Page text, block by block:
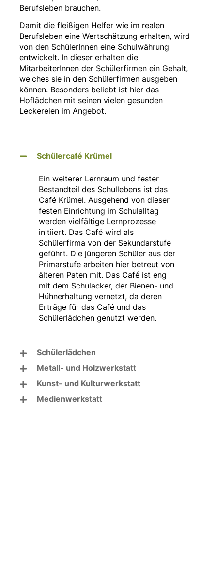
Berufsleben brauchen.
Damit die fleißigen Helfer wie im realen
Berufsleben eine Wertschätzung erhalten, wird
von den SchülerInnen eine Schulwährung
entwickelt. In dieser erhalten die
MitarbeiterInnen der Schülerfirmen ein Gehalt,
welches sie in den Schülerfirmen ausgeben
können. Besonders beliebt ist hier das
Hoflädchen mit seinen vielen gesunden
Leckereien im Angebot.
Schülercafé Krümel
Ein weiterer Lernraum und fester
Bestandteil des Schullebens ist das
Café Krümel. Ausgehend von dieser
festen Einrichtung im Schulalltag
werden vielfältige Lernprozesse
initiiert. Das Café wird als
Schülerfirma von der Sekundarstufe
geführt. Die jüngeren Schüler aus der
Primarstufe arbeiten hier betreut von
älteren Paten mit. Das Café ist eng
mit dem Schulacker, der Bienen- und
Hühnerhaltung vernetzt, da deren
Erträge für das Café und das
Schülerlädchen genutzt werden.
Schülerlädchen
Metall- und Holzwerkstatt
Kunst- und Kulturwerkstatt
Medienwerkstatt